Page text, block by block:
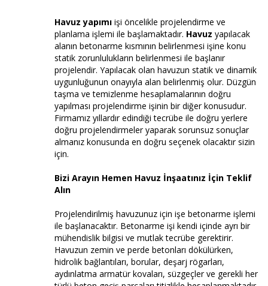
Havuz yapımı işi öncelikle projelendirme ve
planlama işlemi ile başlamaktadır. Havuz yapılacak
alanın betonarme kısmının belirlenmesi işine konu
statik zorunlulukların belirlenmesi ile başlanır
projelendir. Yapılacak olan havuzun statik ve dinamik
uygunluğunun onayıyla alan belirlenmiş olur. Düzgün
taşma ve temizlenme hesaplamalarının doğru
yapılması projelendirme işinin bir diğer konusudur.
Firmamız yıllardır edindiği tecrübe ile doğru yerlere
doğru projelendirmeler yaparak sorunsuz sonuçlar
almanız konusunda en doğru seçenek olacaktır sizin
için.
Bizi Arayın Hemen Havuz İnşaatınız İçin Teklif
Alın
Projelendirilmiş havuzunuz için işe betonarme işlemi
ile başlanacaktır. Betonarme işi kendi içinde ayrı bir
mühendislik bilgisi ve mutlak tecrübe gerektirir.
Havuzun zemin ve perde betonları dökülürken,
hidrolik bağlantıları, borular, deşarj rögarları,
aydınlatma armatür kovaları, süzgeçler ve gerekli her